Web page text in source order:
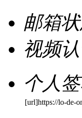
邮箱
视频
个人
[url]https://lo-de-